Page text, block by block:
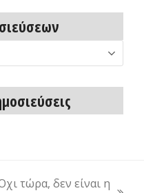
τώρα, δεν είναι η